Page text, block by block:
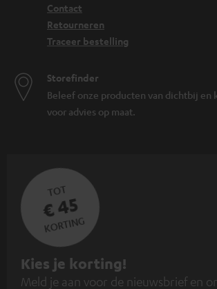
Contact
Retourneren
Traceer bestelling
Storefinder
Beleef onze producten van dichtbij en
voor advies op maat.
TOT
€ 45
KORTING
A
a
Kies je korting!
Meld je aan voor de nieuwsbrief en